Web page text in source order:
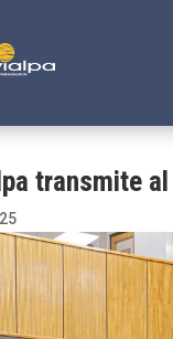
transmite